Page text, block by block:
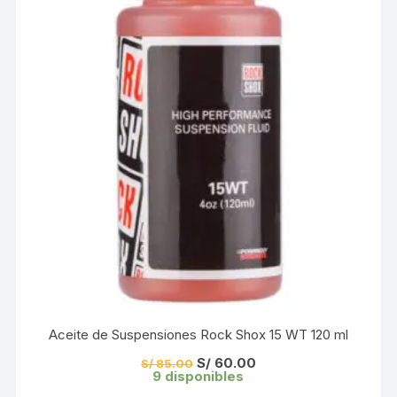
Aceite de Suspensiones Rock Shox 15 WT 120 ml
S/85.00 El
precio
S/60.00El
9 disponibles